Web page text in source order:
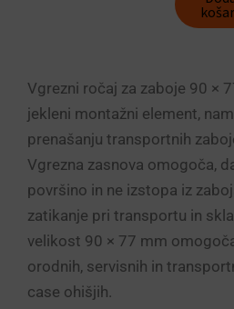
zaboje
(90
mm)
količina
Vgrezni ročaj za zaboje 90 ×
jekleni montažni element,
prenašanju transportnih
Vgrezna zasnova omogoča,
površino in ne izstopa iz
zatikanje pri transportu in
velikost 90 × 77 mm
orodnih, servisnih in
case ohišjih.